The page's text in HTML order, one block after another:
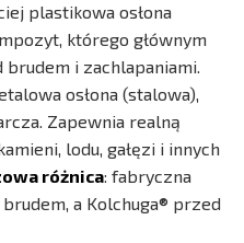
plastikowa osłona
którego głównym
i zachlapaniami.
osłona (stalowa),
Zapewnia realną
lodu, gałęzi i innych
różnica: fabryczna
a Kolchuga® przed